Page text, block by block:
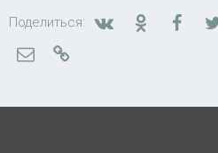
Поделиться: Вконтакте
Электронная почта